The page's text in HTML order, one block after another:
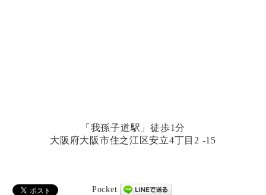
「我孫子道駅」徒歩1分
大阪府大阪市住之江区安立4丁目2 -15
Pocket